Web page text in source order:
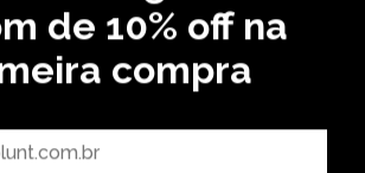
de 10% off na
compra
EMAIL EM NOSSA NEWSLETTER E
MÃO AS ULTIMAS NOVIDADES
CADASTRAR